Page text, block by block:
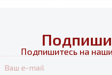
Подпишитесь на